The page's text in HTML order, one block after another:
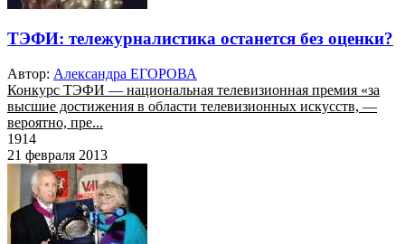
ТЭФИ: тележурналистика останется без оценки?
Автор: Александра ЕГОРОВА
Конкурс ТЭФИ — национальная телевизионная премия «за
высшие достижения в области телевизионных искусств, —
вероятно, пре...
1914
21 февраля 2013